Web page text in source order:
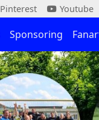
Pinterest Youtube
Sponsoring